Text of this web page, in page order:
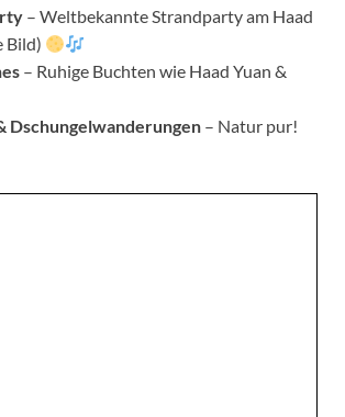
– Weltbekannte Strandparty am Haad
Bild)
– Ruhige Buchten wie Haad Yuan &
Dschungelwanderungen – Natur pur!